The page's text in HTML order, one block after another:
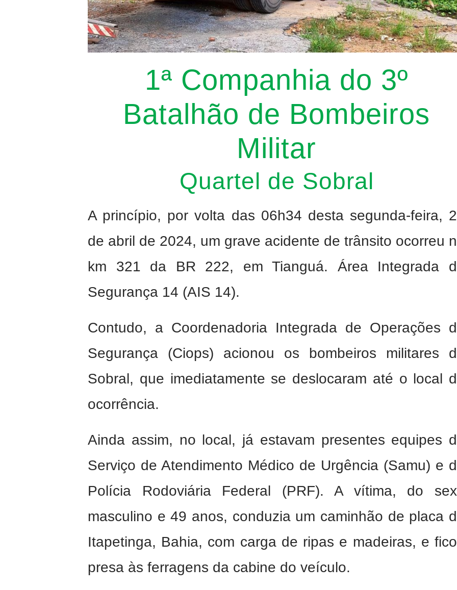
1ª Companhia do 3º
Batalhão de Bombeiros
Militar
Quartel de Sobral
A princípio, por volta das 06h34 desta segunda-feira,
de abril de 2024, um grave acidente de trânsito ocorreu
km 321 da BR 222, em Tianguá. Área Integrada
Segurança 14 (AIS 14).
Contudo, a Coordenadoria Integrada de Operações
Segurança (Ciops) acionou os bombeiros militares
Sobral, que imediatamente se deslocaram até o local
ocorrência.
Ainda assim, no local, já estavam presentes equipes
Serviço de Atendimento Médico de Urgência (Samu) e
Polícia Rodoviária Federal (PRF). A vítima, do
masculino e 49 anos, conduzia um caminhão de placa
Itapetinga, Bahia, com carga de ripas e madeiras, e
presa às ferragens da cabine do veículo.